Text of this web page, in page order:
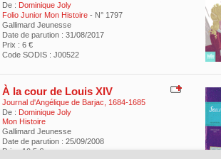
De : Dominique Joly
Folio Junior Mon Histoire - N° 1797
Gallimard Jeunesse
Date de parution : 31/08/2017
Prix : 6 €
Code SODIS : J00522
À la cour de Louis XIV
Journal d'Angélique de Barjac, 1684-1685
De : Dominique Joly
Mon Histoire
Gallimard Jeunesse
Date de parution : 25/09/2008
Prix : 10.5 €